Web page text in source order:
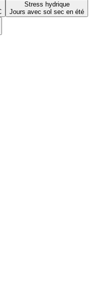
Stress hydrique
Jours avec sol sec en été